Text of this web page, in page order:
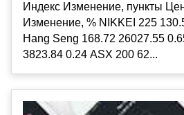
Индекс Изменение, пункты
Изменение, % NIKKEI 225
Hang Seng 168.72 26027.55
3823.84 0.24 ASX 200 62...